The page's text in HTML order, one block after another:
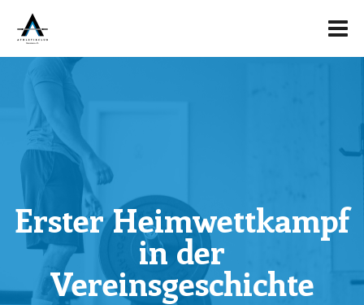
Erster Heimwettkampf
in der
Vereinsgeschichte